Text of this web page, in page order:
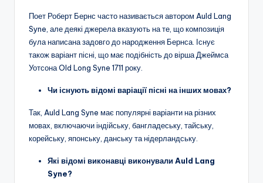
Поет Роберт Бернс часто називається автором Auld Lang
Syne, але деякі джерела вказують на те, що композиція
була написана задовго до народження Бернса. Існує
також варіант пісні, що має подібність до вірша Джеймса
Уотсона Old Long Syne 1711 року.
Чи існують відомі варіації пісні на інших мовах?
Так, Auld Lang Syne має популярні варіанти на різних
мовах, включаючи індійську, бангладеську, тайську,
корейську, японську, данську та нідерландську.
Які відомі виконавці виконували Auld Lang
Syne?